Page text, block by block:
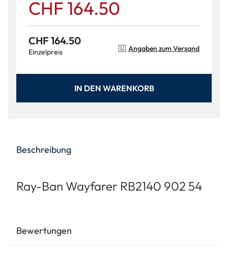
CHF 164.50
CHF 164.50
Einzelpreis Angaben zum Versand
IN DEN WARENKORB
Beschreibung
Ray-Ban Wayfarer RB2140 902 54
Bewertungen